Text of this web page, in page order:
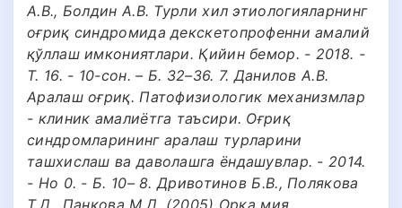
А.В., Болдин А.В. Турли хил этиологияларнинг
оғриқ синдромида декскетопрофенни амалий
қўллаш имкониятлари. Қийин бемор. - 2018. -
Т. 16. - 10-сон. – Б. 32–36. 7. Данилов А.В.
Аралаш оғриқ. Патофизиологик механизмлар
- клиник амалиётга таъсири. Оғриқ
синдромларининг аралаш турларини
ташхислаш ва даволашга ёндашувлар. - 2014.
- Но 0. - Б. 10– 8. Дривотинов Б.В., Полякова
Т.Д., Панкова М.Д. (2005) Орқа мия